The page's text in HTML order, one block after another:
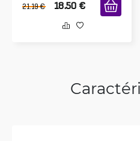
21.19 € 18.50 €